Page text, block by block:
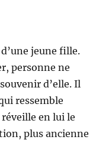
jeune fille.
personne ne
d’elle. Il
ressemble
en lui le
plus ancienne